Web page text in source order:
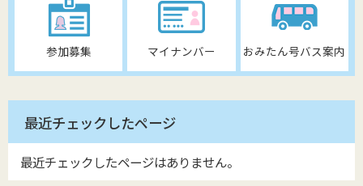
参加募集 マイナンバー おみたん号バス案内
最近チェックしたページ
最近チェックしたページはありません。